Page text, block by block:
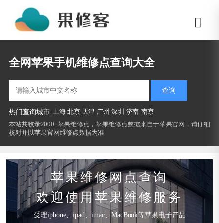
全网苹果手机维修点查询大全
查询
热门查询城市: 上海 北京 天津 广州 深圳 济南 南京
本站共收录2000+苹果维修点，苹果维修点数据来自于苹果官网，请仔细
核对并以苹果官网维修点数据为准
苹果维修网点查询
欢迎使用苹果维修服务
受理iphone、ipad、imac、MacBook等苹果电子产品